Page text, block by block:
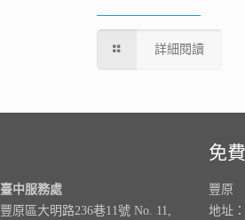
詳細閱讀
臺中服務處
豐原區大明路236巷11號 No. 11,
免
豐原
地址